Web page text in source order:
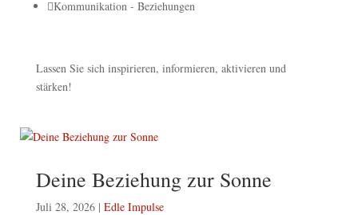
Kommunikation - Beziehungen
Lassen Sie sich inspirieren, informieren, aktivieren und
stärken!
Deine Beziehung zur Sonne
Juli 28, 2026| Edle Impulse